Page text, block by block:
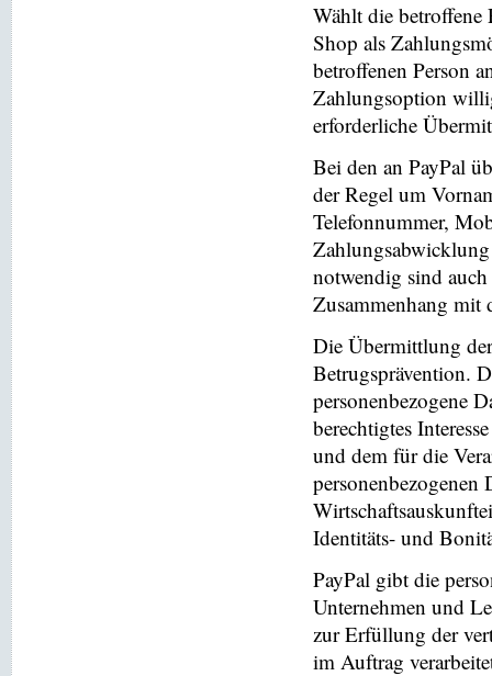
Wählt die betroffene
Shop als
betroffenen Person
Zahlungsoption
erforderliche
Bei den an PayPal
der Regel um
Telefonnummer,
notwendig sind
Zusammenhang mit
Die Übermittlung
Betrugsprävention.
personenbezogene
berechtigtes
und dem für die
personenbezogenen
Identitäts- und
PayPal gibt die
Unternehmen und
zur Erfüllung der
im Auftrag